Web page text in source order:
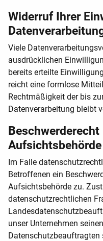
Widerruf Ihrer
Viele
ausdrücklichen
bereits erteilte
reicht eine formlose
Rechtmäßigkeit der bis
Datenverarbeitung bleibt
Aufsichtsbehörde
Im Falle
Betroffenen ein
Aufsichtsbehörde zu.
datenschutzrechtlichen
unser Unternehmen
Datenschutzbeauftragten